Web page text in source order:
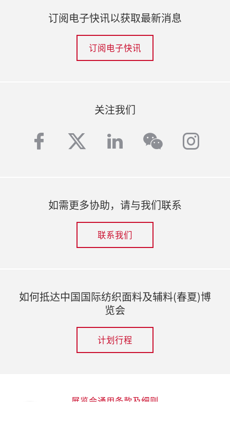
订阅电子快讯以获取最新消息
订阅电子快讯
关注我们
facebook
twitterlinkedinwechat
如需更多协助，请与我们联系
联系我们
如何抵达中国国际纺织面料及辅料(春夏)博
览会
计划行程
展览会通用条款及细则